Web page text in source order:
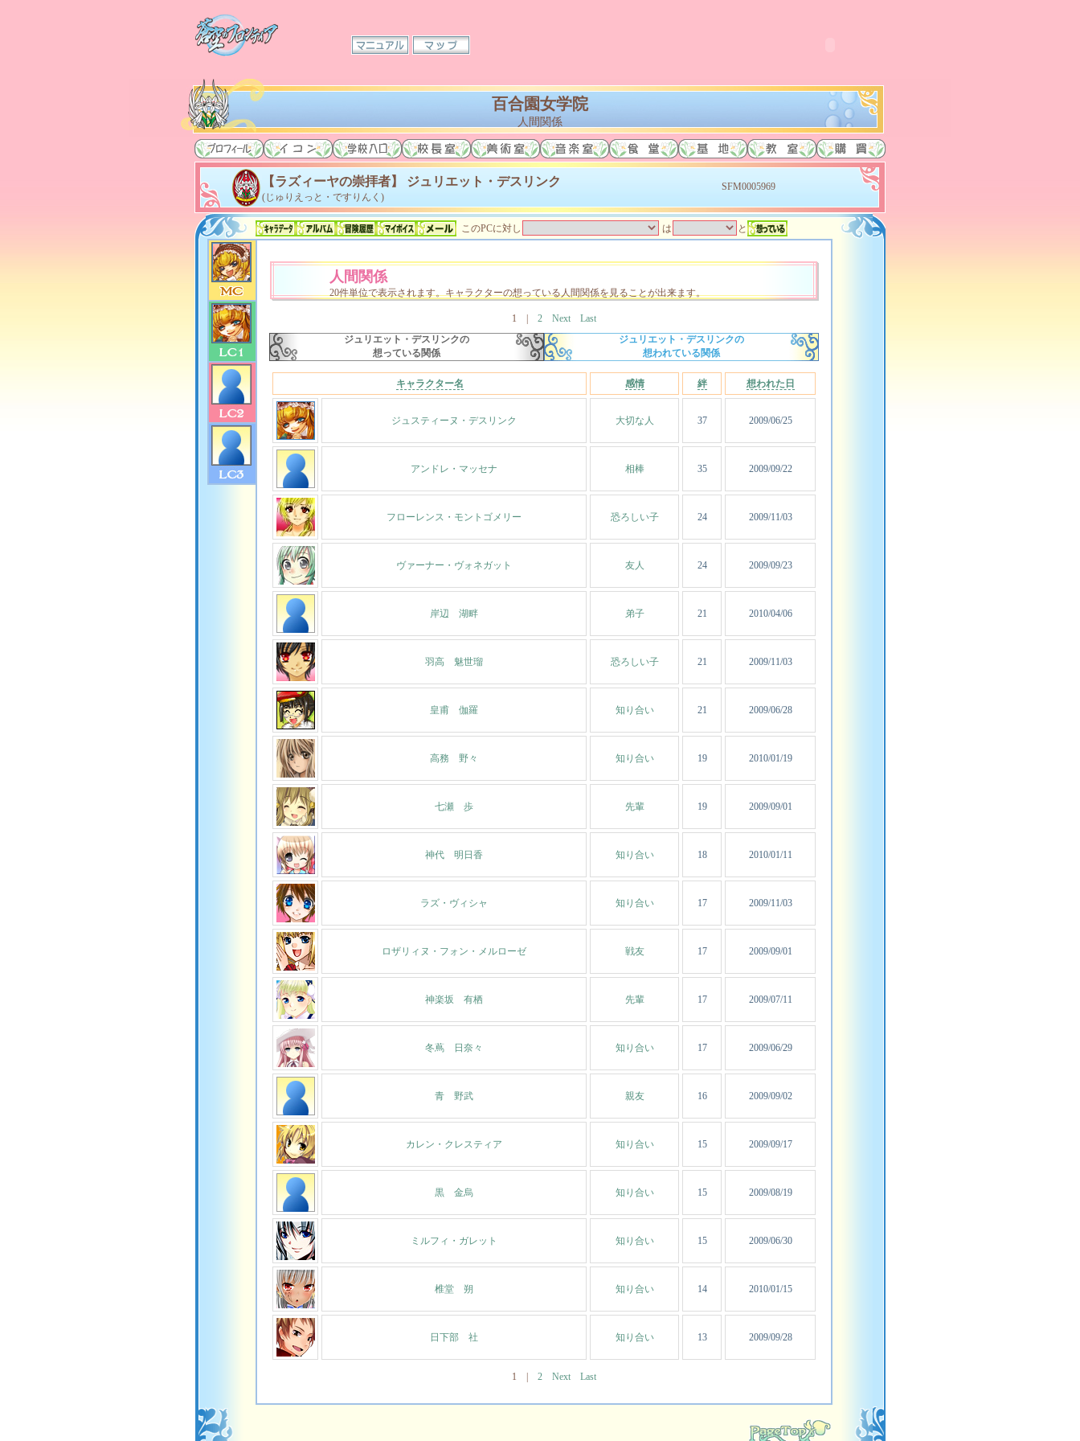
百合園女学院
人間関係
【ラズィーヤの崇拝者】 ジュリエット・デスリンク
(じゅりえっと・ですりんく)
SFM0005969
このPCに対し は と
人間関係
20件単位で表示されます。キャラクターの想っている人間関係を見ることが出来ます。
1 2 Next
Last
ジュリエット・デスリンクの
想っている関係
ジュリエット・デスリンクの
想われている関係
キャラクター名 感情 絆 想われた日
ジュスティーヌ・デスリンク 大切な人 37 2009/06/25
アンドレ・マッセナ 相棒 35 2009/09/22
フローレンス・モントゴメリー 恐ろしい子 24 2009/11/03
ヴァーナー・ヴォネガット 友人 24 2009/09/23
岸辺 湖畔 弟子 21 2010/04/06
羽高 魅世瑠 恐ろしい子 21 2009/11/03
皇甫 伽羅 知り合い 21 2009/06/28
高務 野々 知り合い 19 2010/01/19
七瀬 歩 先輩 19 2009/09/01
神代 明日香 知り合い 18 2010/01/11
ラズ・ヴィシャ 知り合い 17 2009/11/03
ロザリィヌ・フォン・メルローゼ 戦友 17 2009/09/01
神楽坂 有栖 先輩 17 2009/07/11
冬蔦 日奈々 知り合い 17 2009/06/29
青 野武 親友 16 2009/09/02
カレン・クレスティア 知り合い 15 2009/09/17
黒 金烏 知り合い 15 2009/08/19
ミルフィ・ガレット 知り合い 15 2009/06/30
椎堂 朔 知り合い 14 2010/01/15
日下部 社 知り合い 13 2009/09/28
1 2 Next Last